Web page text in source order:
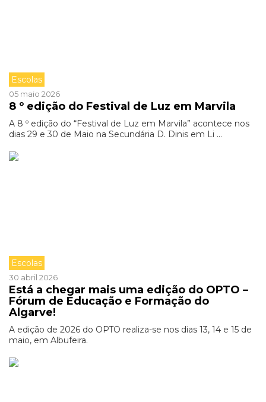
Escolas
05 maio 2026
8 º edição do Festival de Luz em Marvila
A 8 º edição do “Festival de Luz em Marvila” acontece nos
dias 29 e 30 de Maio na Secundária D. Dinis em Li ...
Escolas
30 abril 2026
Está a chegar mais uma edição do OPTO –
Fórum de Educação e Formação do
Algarve!
A edição de 2026 do OPTO realiza-se nos dias 13, 14 e 15 de
maio, em Albufeira.